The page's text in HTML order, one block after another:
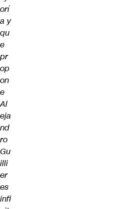
orí
a y
qu
e
pr
op
on
e
Al
eja
nd
ro
Gu
illi
er
es
infi